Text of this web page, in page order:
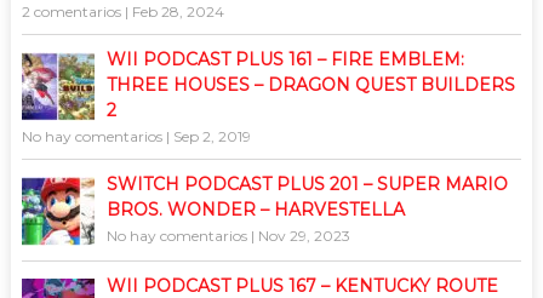
2 comentarios| Feb 28, 2024
WII PODCAST PLUS 161 – FIRE EMBLEM:
THREE HOUSES – DRAGON QUEST BUILDERS
2
No hay comentarios| Sep 2, 2019
SWITCH PODCAST PLUS 201 – SUPER MARIO
BROS. WONDER – HARVESTELLA
No hay comentarios| Nov 29, 2023
WII PODCAST PLUS 167 – KENTUCKY ROUTE